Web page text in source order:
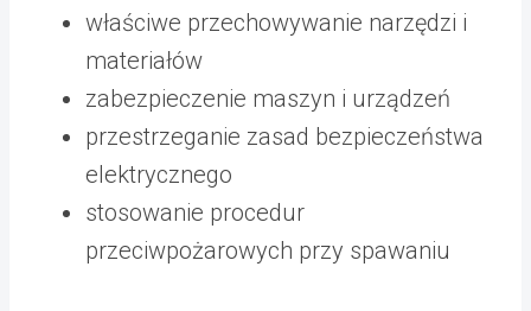
właściwe przechowywanie narzędzi i
materiałów
zabezpieczenie maszyn i urządzeń
przestrzeganie zasad bezpieczeństwa
elektrycznego
stosowanie procedur
przeciwpożarowych przy spawaniu